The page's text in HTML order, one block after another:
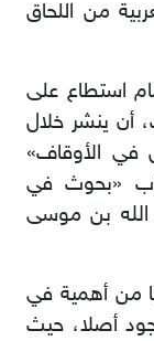
ﻣﻦ اﻟﻠﺤﺎق
اﺳﺘﻄﺎع ﻋﻠﻰ
أن ﯾﻨﺸﺮ ﺧﻼل
ﻓﻲ اﻷوﻗﺎف»
«ﺑﺤﻮث ﻓﻲ
ﷲ ﺑﻦ ﻣﻮﺳﻰ
ﻣﻦ أھﻤﯿﺔ ﻓﻲ
أﺻﻼ، ﺣﯿﺚ